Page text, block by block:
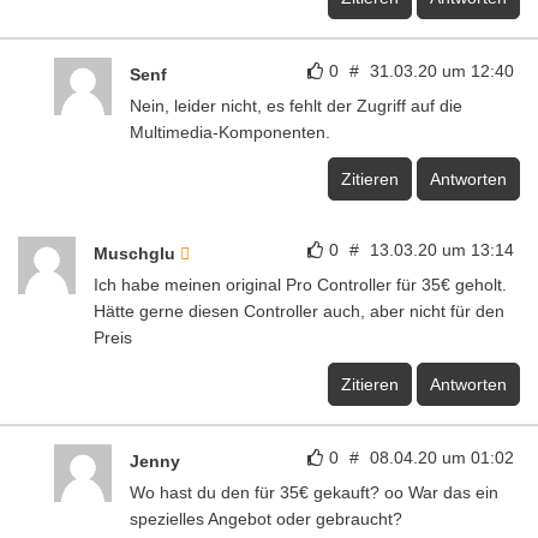
0 # 31.03.20 um 12:40
Senf
Nein, leider nicht, es fehlt der Zugriff auf die
Multimedia-Komponenten.
Zitieren Antworten
0 # 13.03.20 um 13:14
Muschglu
Ich habe meinen original Pro Controller für 35€ geholt.
Hätte gerne diesen Controller auch, aber nicht für den
Preis
Zitieren Antworten
0 # 08.04.20 um 01:02
Jenny
Wo hast du den für 35€ gekauft? oo War das ein
spezielles Angebot oder gebraucht?